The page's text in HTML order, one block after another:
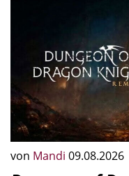
von Mandi 09.08.2026